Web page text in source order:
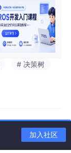
# 决策树
加入社区